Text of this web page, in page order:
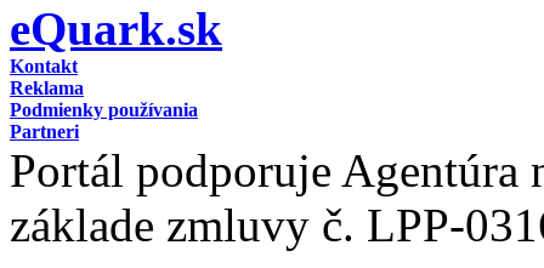
eQuark.sk
Kontakt
Reklama
Podmienky používania
Partneri
Portál podporuje Agentúra
základe zmluvy č. LPP-